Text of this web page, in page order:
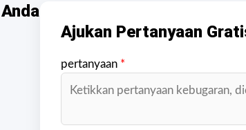
Ajukan Pertanyaan
pertanyaan *